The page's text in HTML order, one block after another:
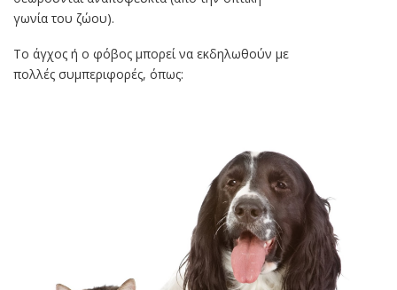
γωνία του ζώου).
Το άγχος ή ο φόβος μπορεί να εκδηλωθούν με
πολλές συμπεριφορές, όπως: